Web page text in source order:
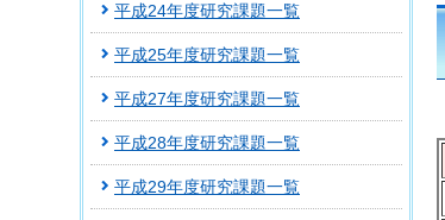
平成24年度研究課題一覧
平成25年度研究課題一覧
平成27年度研究課題一覧
平成28年度研究課題一覧
平成29年度研究課題一覧